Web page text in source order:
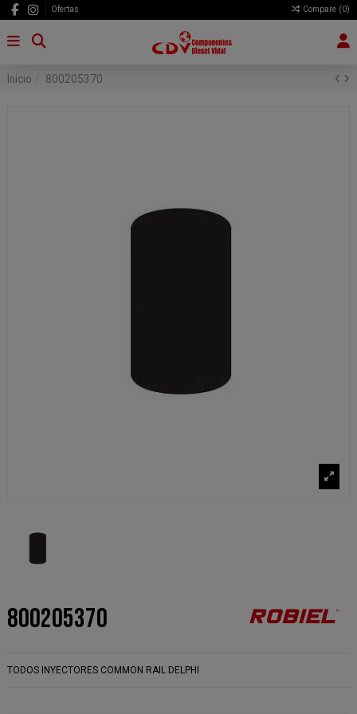
Ofertas Compare (0)
Inicio 800205370
800205370
TODOS INYECTORES COMMON RAIL DELPHI